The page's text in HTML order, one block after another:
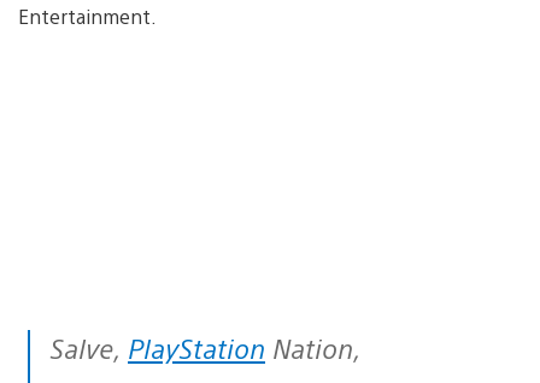
Entertainment.
Salve, PlayStation Nation,